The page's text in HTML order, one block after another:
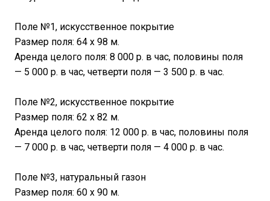
Поле №1, искусственное покрытие
Размер поля: 64 х 98 м.
Аренда целого поля: 8 000 р. в час, половины поля
— 5 000 р. в час, четверти поля — 3 500 р. в час.
Поле №2, искусственное покрытие
Размер поля: 62 х 82 м.
Аренда целого поля: 12 000 р. в час, половины поля
— 7 000 р. в час, четверти поля — 4 000 р. в час.
Поле №3, натуральный газон
Размер поля: 60 х 90 м.